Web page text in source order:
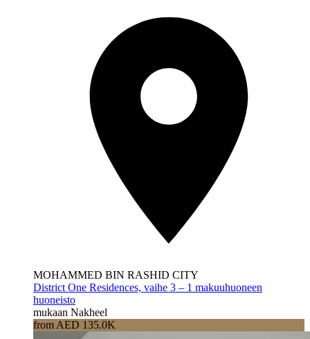
MOHAMMED BIN RASHID CITY
District One Residences, vaihe 3 – 1 makuuhuoneen
huoneisto
mukaan Nakheel
from AED 135.0K